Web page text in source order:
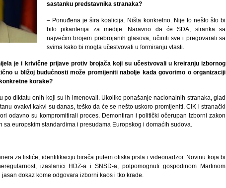
sastanku predstavnika stranaka?
– Ponuđena je šira koalicija. Ništa konkretno. Nije to nešto što bi
bilo pikanterija za medije. Naravno da će SDA, stranka sa
najvećim brojem prebrojanih glasova, učiniti sve i pregovarati sa
svima kako bi mogla učestvovati u formiranju vlasti.
je i krivične prijave protiv brojača koji su učestvovali u kreiranju izbornog
u bližoj budućnosti može promijeniti nabolje kada govorimo o organizaciji
korake?
po diktatu onih koji su ih imenovali. Ukoliko ponašanje nacionalnih stranaka, glad
ovakvi kakvi su danas, teško da će se nešto uskoro promijeniti. CIK i stranački
odavno su kompromitirali proces. Demontiran i politički očerupan Izborni zakon
europskim standardima i presudama Europskog i domaćih sudova.
za listiće, identifikaciju birača putem otiska prsta i videonadzor. Novinu koja bi
izaslanici HDZ-a i SNSD-a, potpomognuti gospodinom Martinom
dokaz kome odgovara izborni kaos i tko krade.